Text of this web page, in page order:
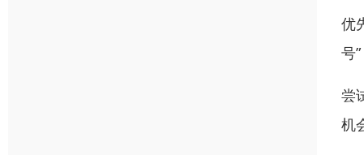
优
号
尝
机